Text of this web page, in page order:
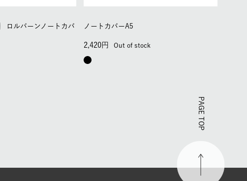
ロルバーンノートカバ
ノートカバーA5
2,420 Out of stock
PAGE TOP